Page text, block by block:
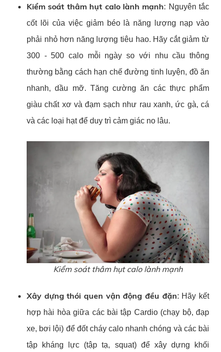
Kiểm soát thâm hụt calo lành mạnh: Nguyên tắc
cốt lõi của việc giảm béo là năng lượng nạp vào
phải nhỏ hơn năng lượng tiêu hao. Hãy cắt giảm từ
300 - 500 calo mỗi ngày so với nhu cầu thông
thường bằng cách hạn chế đường tinh luyện, đồ ăn
nhanh, dầu mỡ. Tăng cường ăn các thực phẩm
giàu chất xơ và đạm sạch như rau xanh, ức gà, cá
và các loại hạt để duy trì cảm giác no lâu.
Kiểm soát thâm hụt calo lành mạnh
Xây dựng thói quen vận động đều đặn: Hãy kết
hợp hài hòa giữa các bài tập Cardio (chạy bộ, đạp
xe, bơi lội) để đốt cháy calo nhanh chóng và các bài
tập kháng lực (tập tạ, squat) để xây dựng khối